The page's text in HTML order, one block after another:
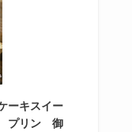
ーキスイー
プリン 御